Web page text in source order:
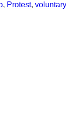
, Protest, voluntary